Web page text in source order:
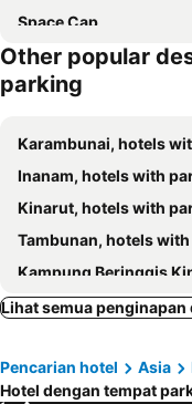
Space Cap
TD Plaza Hotel
Hotel Shangri-La Kota
Raia Hotel Kota
The SIGAR Hotel at
Horizon Hotel
Cititel Express Kota
Aristo Hotel
Seapark Condotel
Diamond Inn
Other popular
parking
Karambunai, hotels with
Inanam, hotels with
Kinarut, hotels with
Tambunan, hotels with
Kampung Beringgis Kinarut, hotels
Lihat semua penginapan
Pencarian hotel Asia
Hotel dengan tempat